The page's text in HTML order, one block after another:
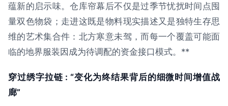
蕴新的启示味。仓库帘幕后不仅是过季节忧扰时间点囤
量双色物袋；走进这既是物料现实描述又是独特生存思
维的艺术集合件：北方寒意未驾，而每一个覆盖可能面
临的地界服装因成为待调配的资金接口模式。**
穿过绣字拉链 : “变化为终结果背后的细微时间增值战
廊”